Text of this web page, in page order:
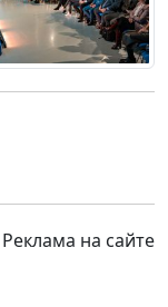
Реклама на сайте